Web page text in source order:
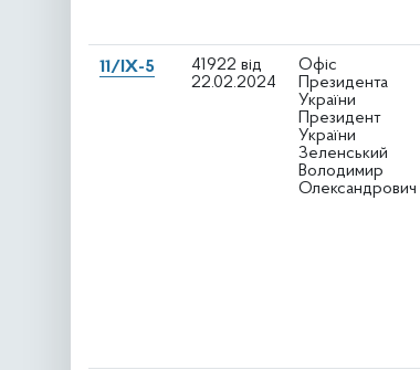
11/IX-5
41922 від
22.02.2024
Офіс
Президента
України
Президент
України
Зеленський
Володимир
Олександрович